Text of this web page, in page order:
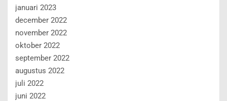
januari 2023
december 2022
november 2022
oktober 2022
september 2022
augustus 2022
juli 2022
juni 2022